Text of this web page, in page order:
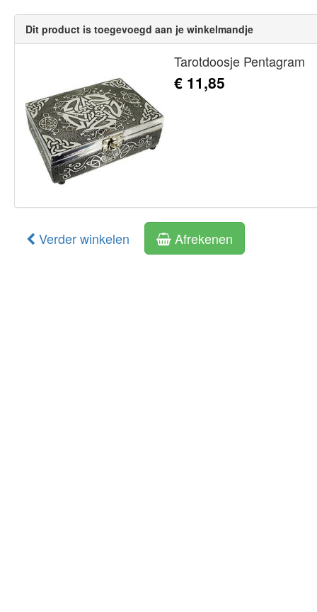
Dit product is toegevoegd aan je winkelmandje
Tarotdoosje Pentagram
€ 11,85
Verder winkelen Afrekenen